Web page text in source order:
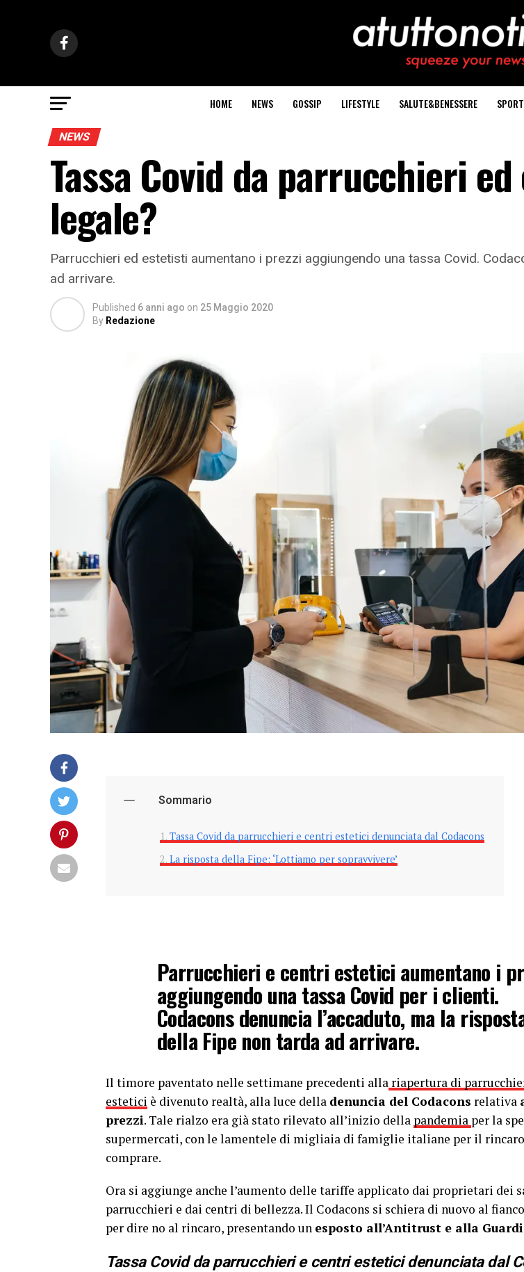
HOME NEWS GOSSIP LIFESTYLE SALUTE&BENESSERE SPORT
NEWS
Tassa Covid da parrucchieri
legale?
Parrucchieri ed estetisti aumentano i prezzi aggiungendo una tassa Covid.
ad arrivare.
Published 6 anni ago on 25 Maggio 2020
By Redazione
Sommario
Tassa Covid da parrucchieri e centri estetici denunciata dal Codacons
La risposta della Fipe: ‘Lottiamo per sopravvivere’
Parrucchieri e centri estetici aumentano i
aggiungendo una tassa Covid per i clienti.
Codacons denuncia l’accaduto, ma la
della Fipe non tarda ad arrivare.
Il timore paventato nelle settimane precedenti alla riapertura di
estetici è divenuto realtà, alla luce della denuncia del Codacons relativa
prezzi. Tale rialzo era già stato rilevato all’inizio della pandemia per la
supermercati, con le lamentele di migliaia di famiglie italiane per il
comprare.
Ora si aggiunge anche l’aumento delle tariffe applicato dai proprietari dei
parrucchieri e dai centri di bellezza. Il Codacons si schiera di nuovo al
per dire no al rincaro, presentando un esposto all’Antitrust e alla
Tassa Covid da parrucchieri e centri estetici denunciata dal